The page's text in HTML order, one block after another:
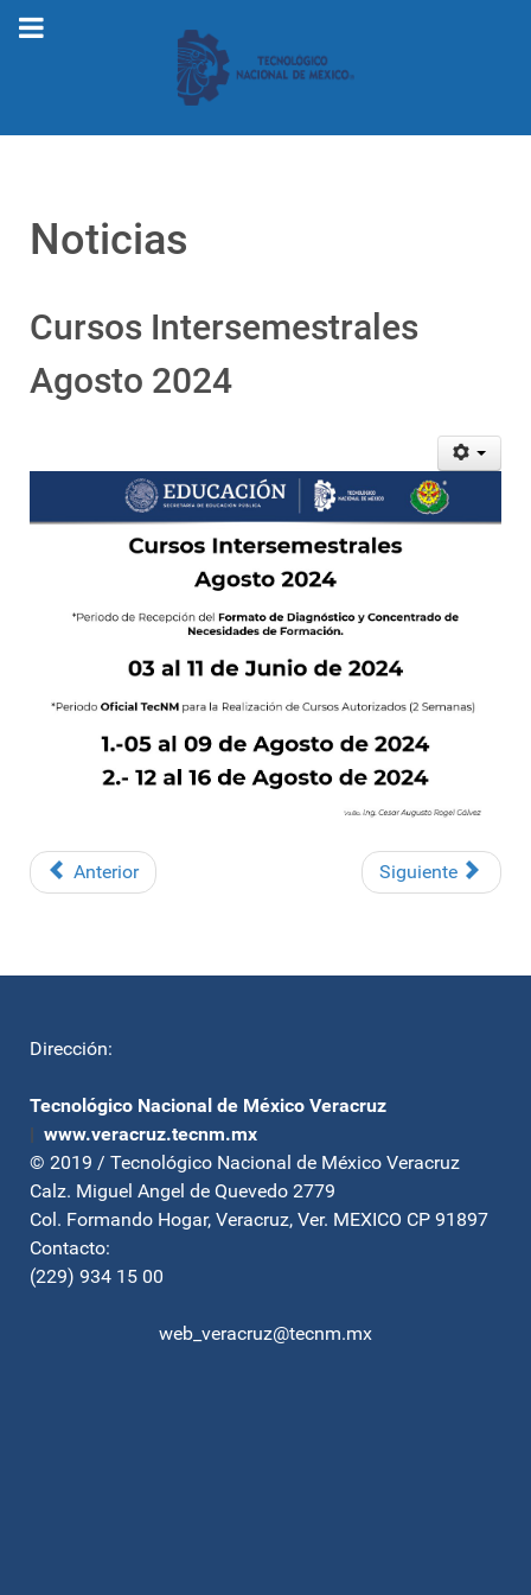
Noticias
Cursos Intersemestrales
Agosto 2024
Anterior Siguiente
Dirección:
Tecnológico Nacional de México Veracruz
| www.veracruz.tecnm.mx
© 2019 / Tecnológico Nacional de México Veracruz
Calz. Miguel Angel de Quevedo 2779
Col. Formando Hogar, Veracruz, Ver. MEXICO CP 91897
Contacto:
(229) 934 15 00
web_veracruz@tecnm.mx